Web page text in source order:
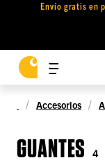
Envío gratis en
Accesorios
GUANTES 4